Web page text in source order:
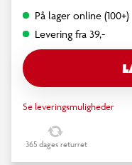
På lager online (100+)
Levering fra 39,-
Se leveringsmuligheder
365 dages returret